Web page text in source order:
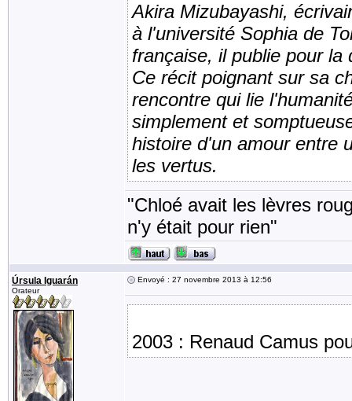
Akira Mizubayashi,
à l'université Sophia de
française, il publie pour
Ce récit poignant sur sa
rencontre qui lie
simplement et
histoire d'un amour entre
les vertus.
"Chloé avait les lèvres
n'y était pour rien"
Úrsula Iguarán
Orateur
Envoyé : 27 novembre 2013 à 12:56
2003 : Renaud Camus